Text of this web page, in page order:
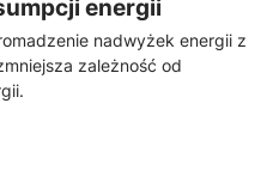
energii
nadwyżek energii z
zależność od